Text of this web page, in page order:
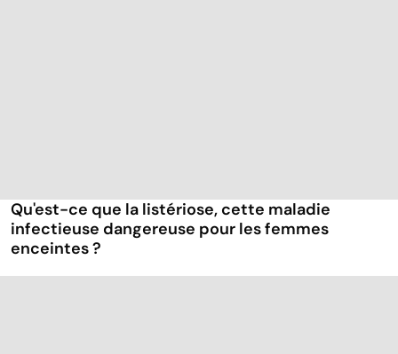
Qu'est-ce que la listériose, cette maladie
infectieuse dangereuse pour les femmes
enceintes ?